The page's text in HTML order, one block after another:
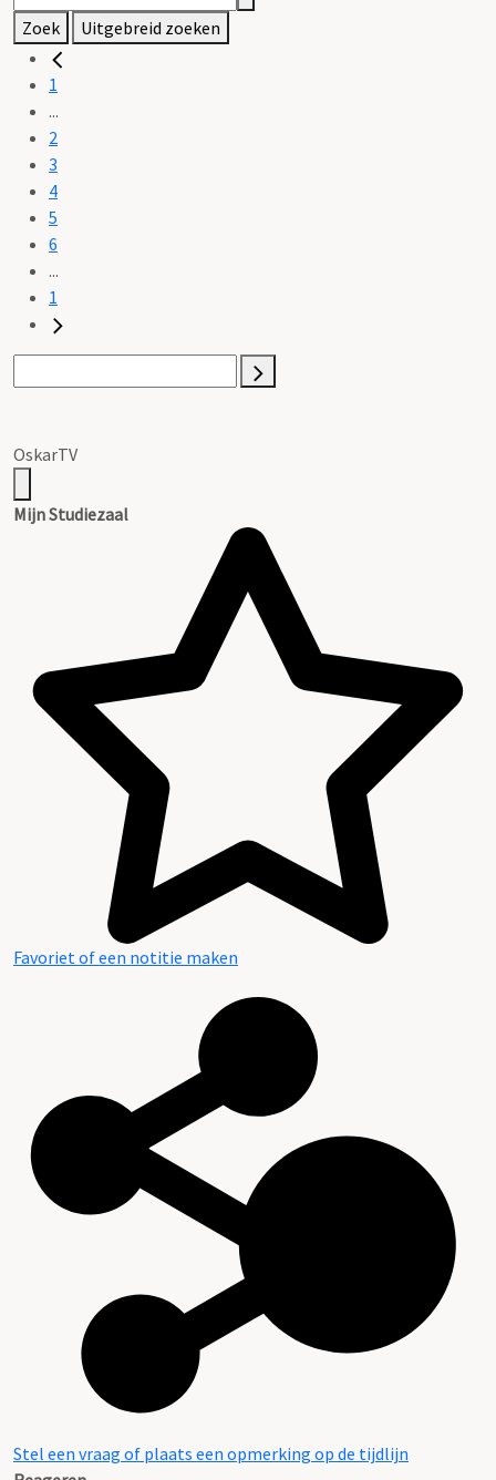
Zoek Uitgebreid zoeken
1
...
2
3
4
5
6
...
1
OskarTV
Mijn Studiezaal
Favoriet of een notitie maken
Stel een vraag of plaats een opmerking op de tijdlijn